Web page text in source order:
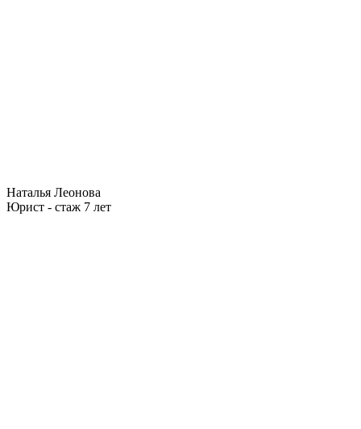
Наталья Леонова
Юрист - стаж 7 лет